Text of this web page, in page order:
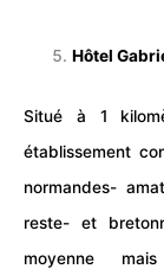
Hôtel
Situé à 1
établissement
normandes-
reste- et
moyenne